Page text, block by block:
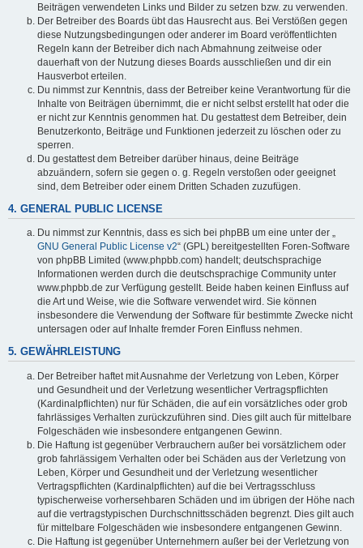
Beiträgen verwendeten Links und Bilder zu setzen bzw. zu verwenden.
Der Betreiber des Boards übt das Hausrecht aus. Bei Verstößen gegen
diese Nutzungsbedingungen oder anderer im Board veröffentlichten
Regeln kann der Betreiber dich nach Abmahnung zeitweise oder
dauerhaft von der Nutzung dieses Boards ausschließen und dir ein
Hausverbot erteilen.
Du nimmst zur Kenntnis, dass der Betreiber keine Verantwortung für die
Inhalte von Beiträgen übernimmt, die er nicht selbst erstellt hat oder die
er nicht zur Kenntnis genommen hat. Du gestattest dem Betreiber, dein
Benutzerkonto, Beiträge und Funktionen jederzeit zu löschen oder zu
sperren.
Du gestattest dem Betreiber darüber hinaus, deine Beiträge
abzuändern, sofern sie gegen o. g. Regeln verstoßen oder geeignet
sind, dem Betreiber oder einem Dritten Schaden zuzufügen.
4. GENERAL PUBLIC LICENSE
Du nimmst zur Kenntnis, dass es sich bei phpBB um eine unter der „
GNU General Public License v2“ (GPL) bereitgestellten Foren-Software
von phpBB Limited (www.phpbb.com) handelt; deutschsprachige
Informationen werden durch die deutschsprachige Community unter
www.phpbb.de zur Verfügung gestellt. Beide haben keinen Einfluss auf
die Art und Weise, wie die Software verwendet wird. Sie können
insbesondere die Verwendung der Software für bestimmte Zwecke nicht
untersagen oder auf Inhalte fremder Foren Einfluss nehmen.
5. GEWÄHRLEISTUNG
Der Betreiber haftet mit Ausnahme der Verletzung von Leben, Körper
und Gesundheit und der Verletzung wesentlicher Vertragspflichten
(Kardinalpflichten) nur für Schäden, die auf ein vorsätzliches oder grob
fahrlässiges Verhalten zurückzuführen sind. Dies gilt auch für mittelbare
Folgeschäden wie insbesondere entgangenen Gewinn.
Die Haftung ist gegenüber Verbrauchern außer bei vorsätzlichem oder
grob fahrlässigem Verhalten oder bei Schäden aus der Verletzung von
Leben, Körper und Gesundheit und der Verletzung wesentlicher
Vertragspflichten (Kardinalpflichten) auf die bei Vertragsschluss
typischerweise vorhersehbaren Schäden und im übrigen der Höhe nach
auf die vertragstypischen Durchschnittsschäden begrenzt. Dies gilt auch
für mittelbare Folgeschäden wie insbesondere entgangenen Gewinn.
Die Haftung ist gegenüber Unternehmern außer bei der Verletzung von